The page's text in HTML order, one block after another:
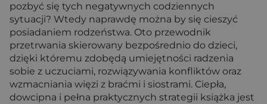
pozbyć się tych negatywnych codziennych
sytuacji? Wtedy naprawdę można by się cieszyć
posiadaniem rodzeństwa. Oto przewodnik
przetrwania skierowany bezpośrednio do dzieci,
dzięki któremu zdobędą umiejętności radzenia
sobie z uczuciami, rozwiązywania konfliktów oraz
wzmacniania więzi z braćmi i siostrami. Ciepła,
dowcipna i pełna praktycznych strategii książka jest